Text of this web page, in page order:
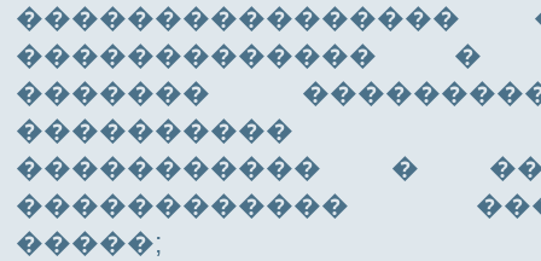
������������� �
�������
����������
����������� �
������������
�����;